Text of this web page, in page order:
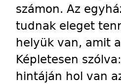
számon. Az
tudnak eleget
helyük van, amit
Képletesen
hintáján hol van